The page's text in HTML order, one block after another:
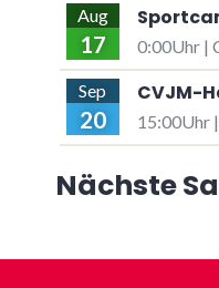
Aug
17 0:00Uhr |
Sep
20
CVJM-
15:00Uhr
Nächste